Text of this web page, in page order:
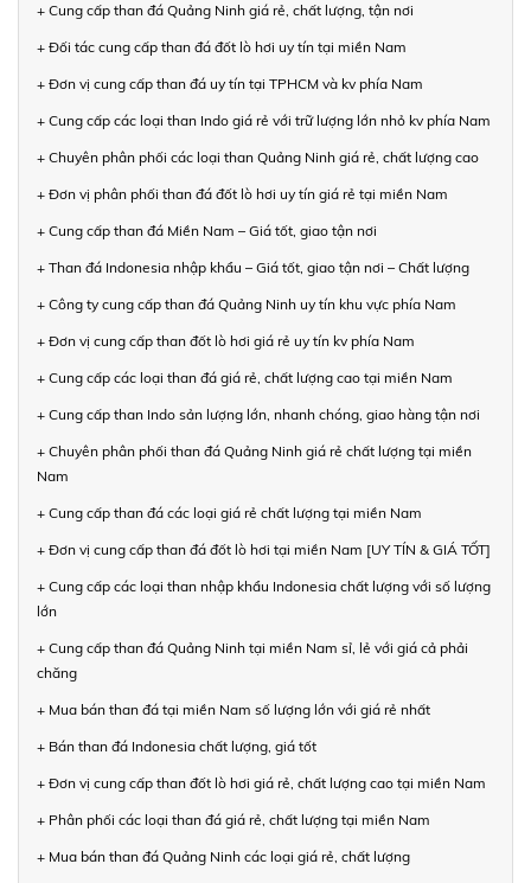
+ Cung cấp than đá Quảng Ninh giá rẻ, chất lượng, tận nơi
+ Đối tác cung cấp than đá đốt lò hơi uy tín tại miền Nam
+ Đơn vị cung cấp than đá uy tín tại TPHCM và kv phía Nam
+ Cung cấp các loại than Indo giá rẻ với trữ lượng lớn nhỏ kv phía Nam
+ Chuyên phân phối các loại than Quảng Ninh giá rẻ, chất lượng cao
+ Đơn vị phân phối than đá đốt lò hơi uy tín giá rẻ tại miền Nam
+ Cung cấp than đá Miền Nam – Giá tốt, giao tận nơi
+ Than đá Indonesia nhập khẩu – Giá tốt, giao tận nơi – Chất lượng
+ Công ty cung cấp than đá Quảng Ninh uy tín khu vực phía Nam
+ Đơn vị cung cấp than đốt lò hơi giá rẻ uy tín kv phía Nam
+ Cung cấp các loại than đá giá rẻ, chất lượng cao tại miền Nam
+ Cung cấp than Indo sản lượng lớn, nhanh chóng, giao hàng tận nơi
+ Chuyên phân phối than đá Quảng Ninh giá rẻ chất lượng tại miền
Nam
+ Cung cấp than đá các loại giá rẻ chất lượng tại miền Nam
+ Đơn vị cung cấp than đá đốt lò hơi tại miền Nam [UY TÍN & GIÁ TỐT]
+ Cung cấp các loại than nhập khẩu Indonesia chất lượng với số lượng
lớn
+ Cung cấp than đá Quảng Ninh tại miền Nam sỉ, lẻ với giá cả phải
chăng
+ Mua bán than đá tại miền Nam số lượng lớn với giá rẻ nhất
+ Bán than đá Indonesia chất lượng, giá tốt
+ Đơn vị cung cấp than đốt lò hơi giá rẻ, chất lượng cao tại miền Nam
+ Phân phối các loại than đá giá rẻ, chất lượng tại miền Nam
+ Mua bán than đá Quảng Ninh các loại giá rẻ, chất lượng